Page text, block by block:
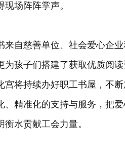
场阵阵掌声。
来自慈善单位、社会爱心企
为孩子们搭建了获取优质阅
宫将持续办好职工书屋，不
、精准化的支持与服务，把
水贡献工会力量。